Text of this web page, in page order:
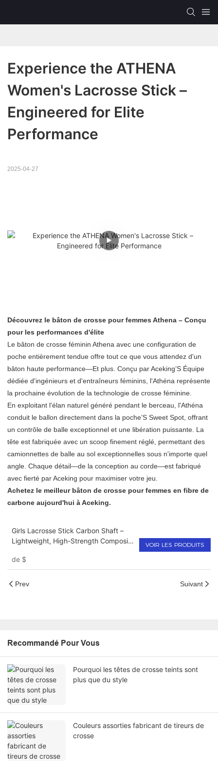
Experience the ATHENA
Women's Lacrosse Stick –
Engineered for Elite
Performance
2025-04-27
Découvrez le bâton de crosse pour femmes Athena – Conçu
pour les performances d'élite
Le bâton de crosse féminin Athena avec une configuration de
poche entièrement tendue offre tout ce que vous attendez d'un
bâton haute performance—Et plus. Conçu par Aceking’S Équipe
dédiée d'ingénieurs et d'entraîneurs féminins, l'Athéna représente
la prochaine évolution de la technologie de crosse féminine.
En exploitant l'élan naturel généré pendant le berceau, l'Athéna
conduit le ballon directement dans la poche’S Sweet Spot, offrant
un contrôle de balle exceptionnel et une libération puissante. La
tête est fabriquée avec un scoop finement réglé, permettant des
camionnettes de balle au sol exceptionnelles sous n'importe quel
angle. Chaque détail—de la conception au corde—est fabriqué
avec fierté par Aceking pour maximiser votre jeu.
Achetez le meilleur bâton de crosse pour femmes en fibre de
carbone aujourd'hui à Aceking.
Girls Lacrosse Stick Carbon Shaft –
Lightweight, High-Strength Composite
Lacrosse
de $
VOIR LES PRODUITS
Prev Suivant
Recommandé Pour Vous
Pourquoi les têtes de crosse teints sont
plus que du style
Couleurs assorties fabricant de tireurs de
crosse